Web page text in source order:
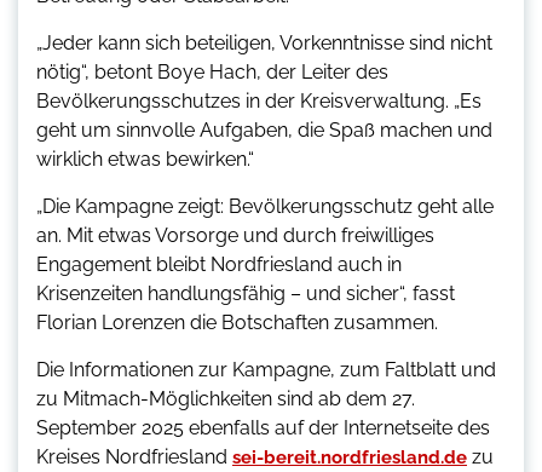
„Jeder kann sich beteiligen, Vorkenntnisse sind nicht
nötig“, betont Boye Hach, der Leiter des
Bevölkerungsschutzes in der Kreisverwaltung. „Es
geht um sinnvolle Aufgaben, die Spaß machen und
wirklich etwas bewirken.“
„Die Kampagne zeigt: Bevölkerungsschutz geht alle
an. Mit etwas Vorsorge und durch freiwilliges
Engagement bleibt Nordfriesland auch in
Krisenzeiten handlungsfähig – und sicher“, fasst
Florian Lorenzen die Botschaften zusammen.
Die Informationen zur Kampagne, zum Faltblatt und
zu Mitmach-Möglichkeiten sind ab dem 27.
September 2025 ebenfalls auf der Internetseite des
Kreises Nordfriesland sei-bereit.nordfriesland.de zu